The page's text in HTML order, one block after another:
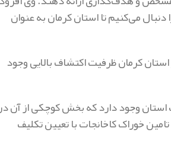
می‌کنیم تا استان کرمان به عنوان
کرمان ظرفیت اکتشاف بالایی وجود
استان وجود دارد که بخش کوچکی از آن
خوراک کاخانجات با تعیین تکلیف